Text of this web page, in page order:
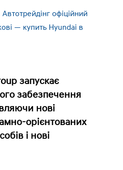
запускає
забезпечення
нові
орієнтованих
і нові